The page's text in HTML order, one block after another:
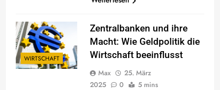
WIRTSCHAFT
Zentralbanken und ihre
Macht: Wie Geldpolitik die
Wirtschaft beeinflusst
Max
25. März
2025
0 5 mins